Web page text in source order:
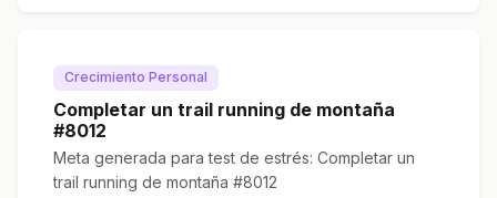
Crecimiento Personal
Completar un trail running de montaña
#8012
Meta generada para test de estrés: Completar un
trail running de montaña #8012